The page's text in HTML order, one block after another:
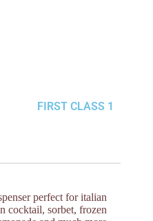
FIRST CLASS 1
perfect for italian
cocktail, sorbet, frozen